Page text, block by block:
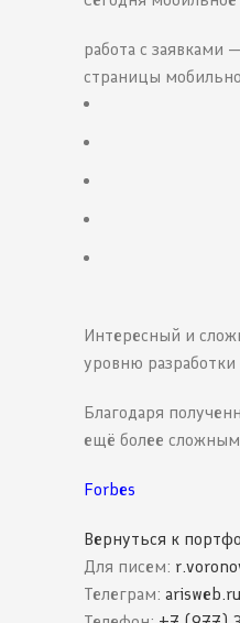
работа с заявками
страницы
Интересный и
уровню
Благодаря
ещё более
Forbes
Вернуться к
Для писем:
Телеграм: arisweb.ru